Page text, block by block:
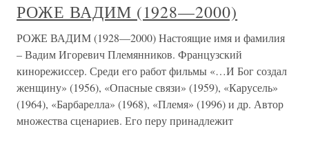
РОЖЕ ВАДИМ (1928—2000)
РОЖЕ ВАДИМ (1928—2000) Настоящие имя и фамилия
– Вадим Игоревич Племянников. Французский
кинорежиссер. Среди его работ фильмы «…И Бог создал
женщину» (1956), «Опасные связи» (1959), «Карусель»
(1964), «Барбарелла» (1968), «Племя» (1996) и др. Автор
множества сценариев. Его перу принадлежит